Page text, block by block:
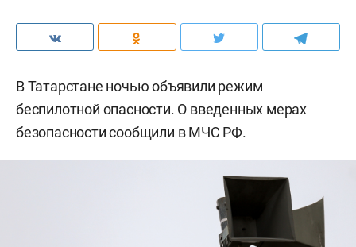
В Татарстане ночью объявили режим
беспилотной опасности. О введенных мерах
безопасности сообщили в МЧС РФ.